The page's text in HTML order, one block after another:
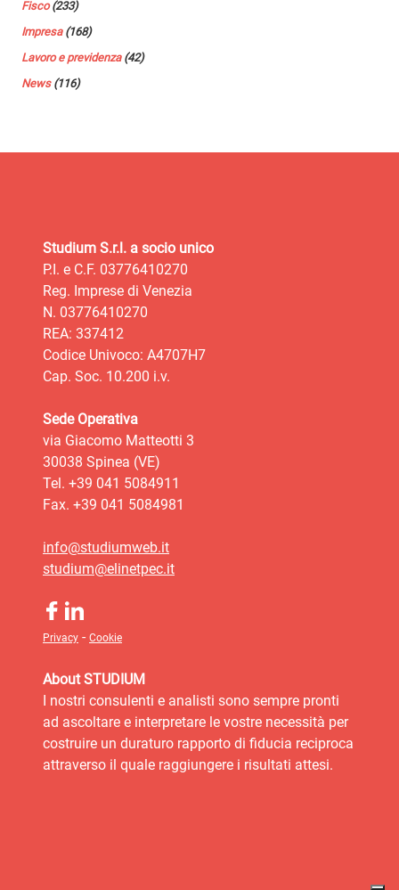
Fisco(233)
Impresa(168)
Lavoro e previdenza(42)
News(116)
Studium S.r.l. a socio unico
P.I. e C.F. 03776410270
Reg. Imprese di Venezia
N. 03776410270
REA: 337412
Codice Univoco: A4707H7
Cap. Soc. 10.200 i.v.
Sede Operativa
via Giacomo Matteotti 3
30038 Spinea (VE)
Tel. +39 041 5084911
Fax. +39 041 5084981
info@studiumweb.it
studium@elinetpec.it
Privacy - Cookie
About STUDIUM
I nostri consulenti e analisti sono sempre pronti
ad ascoltare e interpretare le vostre necessità per
costruire un duraturo rapporto di fiducia reciproca
attraverso il quale raggiungere i risultati attesi.